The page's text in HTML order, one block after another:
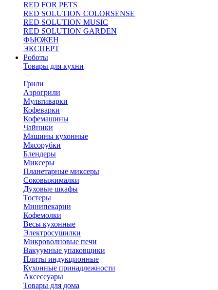
RED FOR PETS
RED SOLUTION COLORSENSE
RED SOLUTION MUSIC
RED SOLUTION GARDEN
ФЬЮЖЕН
ЭКСПЕРТ
Роботы
Товары для кухни
Грили
Аэрогрили
Мультиварки
Кофеварки
Кофемашины
Чайники
Машины кухонные
Мясорубки
Блендеры
Миксеры
Планетарные миксеры
Соковыжималки
Духовые шкафы
Тостеры
Минипекарни
Кофемолки
Весы кухонные
Электросушилки
Микроволновые печи
Вакуумные упаковщики
Плиты индукционные
Кухонные принадлежности
Аксессуары
Товары для дома